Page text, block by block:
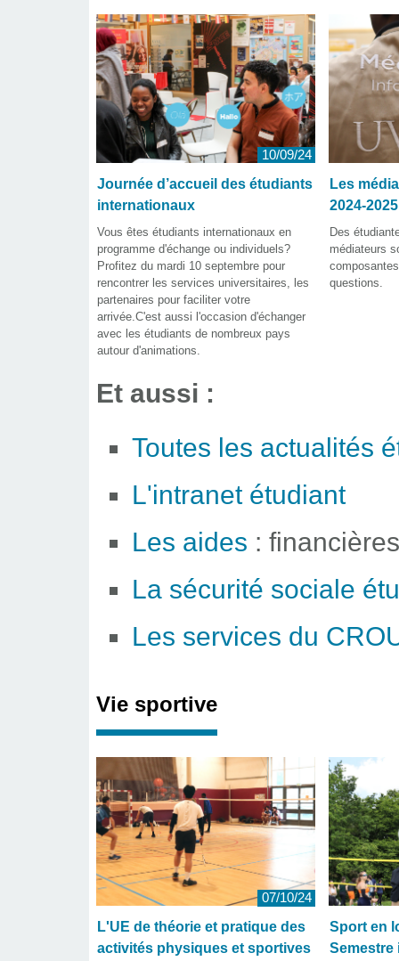
10/09/24
Journée d’accueil des étudiants
internationaux
Vous êtes étudiants internationaux en
programme d'échange ou individuels?
Profitez du mardi 10 septembre pour
rencontrer les services universitaires, les
partenaires pour faciliter votre
arrivée.C'est aussi l'occasion d'échanger
avec les étudiants de nombreux pays
autour d'animations.
Les
2024-2025
Des
médiateurs
questions.
Et aussi :
Toutes les actualités
L'intranet étudiant
Les aides :
La sécurité sociale
Les services du
Vie sportive
07/10/24
L'UE de théorie et pratique des
activités physiques et sportives
Sport en
Semestre